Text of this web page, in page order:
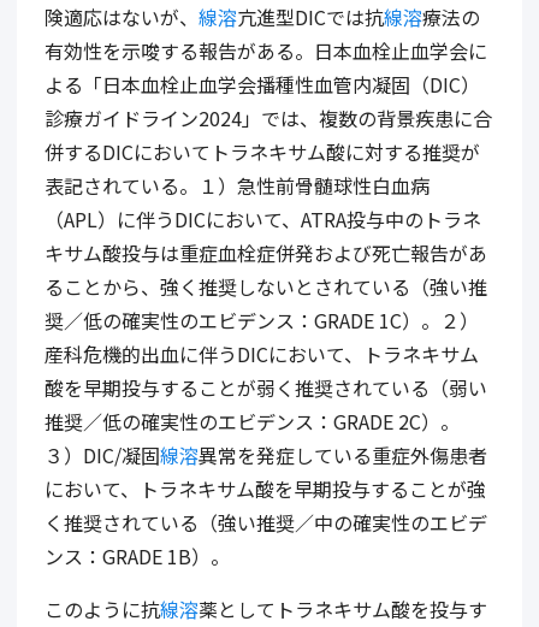
険適応はないが、 線溶亢進型DICでは抗線溶療法の
有効性を示唆する報告がある。日本血栓止血学会に
よる「日本血栓止血学会播種性血管内凝固（DIC）
診療ガイドライン2024」では、複数の背景疾患に合
併するDICにおいてトラネキサム酸に対する推奨が
表記されている。１）急性前骨髄球性白血病
（APL）に伴うDICにおいて、ATRA投与中のトラネ
キサム酸投与は重症血栓症併発および死亡報告があ
ることから、強く推奨しないとされている（強い推
奨／低の確実性のエビデンス：GRADE 1C）。２）
産科危機的出血に伴うDICにおいて、トラネキサム
酸を早期投与することが弱く推奨されている（弱い
推奨／低の確実性のエビデンス：GRADE 2C）。
３）DIC/凝固線溶異常を発症している重症外傷患者
において、トラネキサム酸を早期投与することが強
く推奨されている（強い推奨／中の確実性のエビデ
ンス：GRADE 1B）。
このように抗線溶薬としてトラネキサム酸を投与す